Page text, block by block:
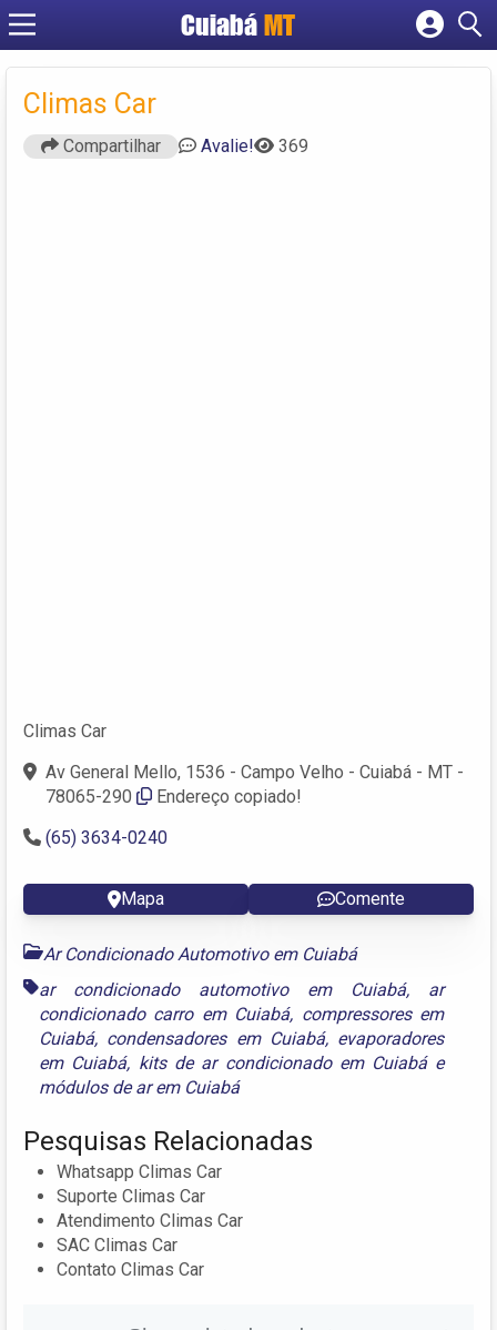
Cuiabá MT
Cadastrar empresa
Climas Car
Compartilhar Avalie! 369
Climas Car
Av General Mello, 1536 - Campo Velho - Cuiabá - MT -
78065-290
Endereço copiado!
(65) 3634-0240
Mapa Comente
Ar Condicionado Automotivo em Cuiabá
ar condicionado automotivo em Cuiabá, ar
condicionado carro em Cuiabá, compressores em
Cuiabá, condensadores em Cuiabá, evaporadores
em Cuiabá, kits de ar condicionado em Cuiabáe
módulos de ar em Cuiabá
Pesquisas Relacionadas
Whatsapp Climas Car
Suporte Climas Car
Atendimento Climas Car
SAC Climas Car
Contato Climas Car